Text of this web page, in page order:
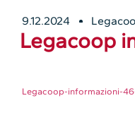
9.12.2024
Legacoop
Legacoop-informazioni-